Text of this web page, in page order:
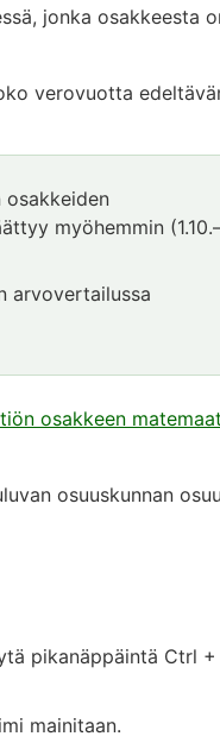
jonka osakkeesta
verovuotta
osakkeiden
myöhemmin
arvovertailussa
osakkeen
osuuskunnan
pikanäppäintä Ctrl +
mainitaan.